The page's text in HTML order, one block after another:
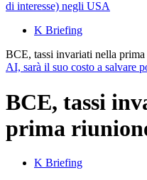
di interesse) negli USA
K Briefing
BCE, tassi invariati nella
AI, sarà il suo costo a salvare
BCE, tassi
prima
K Briefing